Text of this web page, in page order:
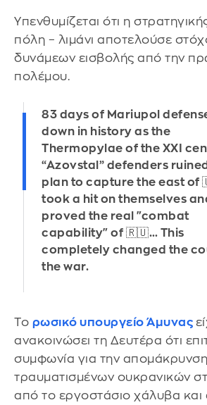
Yπενθυμίζεται ότι η
πόλη – λιμάνι αποτελούσε
δυνάμεων εισβολής από την
πολέμου.
83 days of Mariupol
down in history as the
Thermopylae of the XXI
“Azovstal” defenders
plan to capture the east of
took a hit on themselves
proved the real "combat
capability" of 🇷🇺… This
completely changed the
the war.
Το ρωσικό υπουργείο Άμυνας
ανακοινώσει τη Δευτέρα ότι
συμφωνία για την απομάκρυνση
τραυματισμένων ουκρανικών
από το εργοστάσιο χάλυβα και